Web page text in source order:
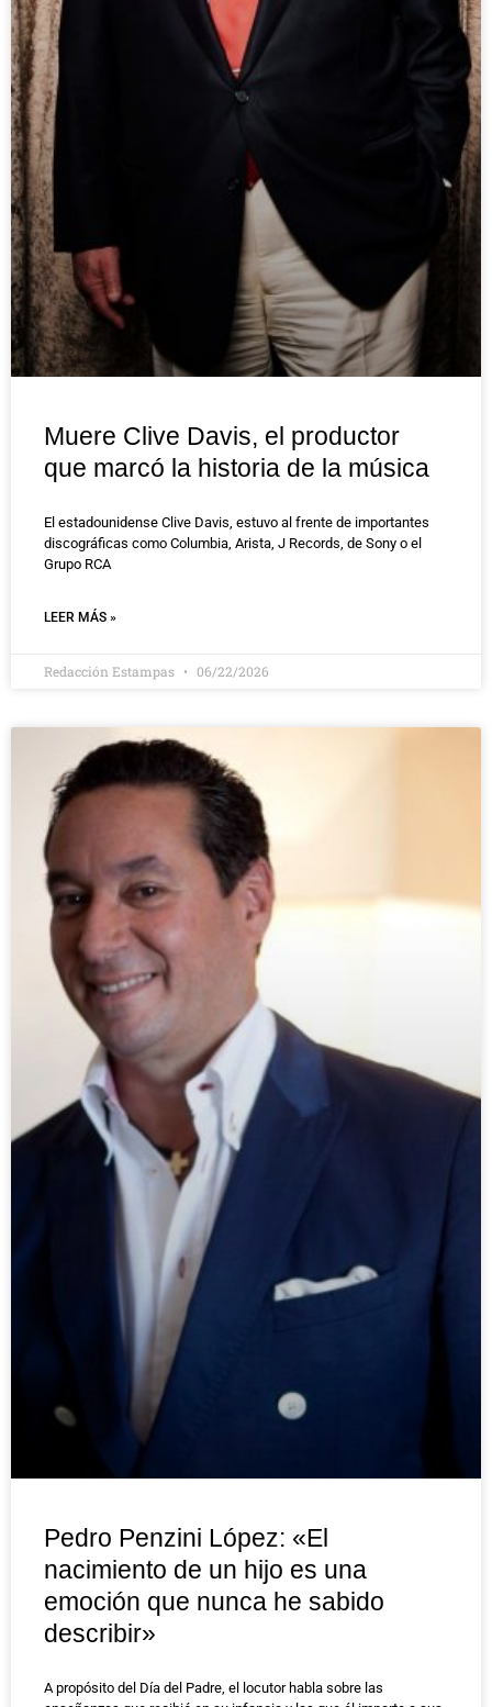
Muere Clive Davis, el productor
que marcó la historia de la música
El estadounidense Clive Davis, estuvo al frente de importantes
discográficas como Columbia, Arista, J Records, de Sony o el
Grupo RCA
LEER MÁS »
Redacción Estampas 06/22/2026
Pedro Penzini López: «El
nacimiento de un hijo es una
emoción que nunca he sabido
describir»
A propósito del Día del Padre, el locutor habla sobre las